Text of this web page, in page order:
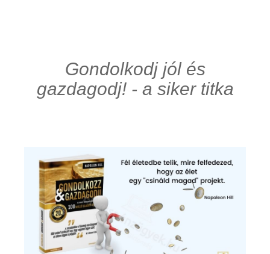
Gondolkodj jól és
gazdagodj! - a siker titka